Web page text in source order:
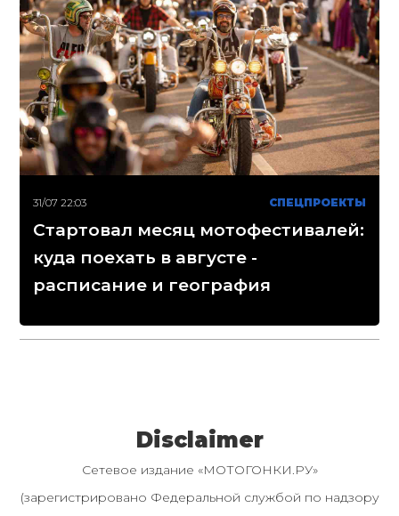
31/07 22:03 СПЕЦПРОЕКТЫ
Стартовал месяц мотофестивалей:
куда поехать в августе -
расписание и география
Disclaimer
Сетевое издание «МОТОГОНКИ.РУ»
(зарегистрировано Федеральной службой по надзору